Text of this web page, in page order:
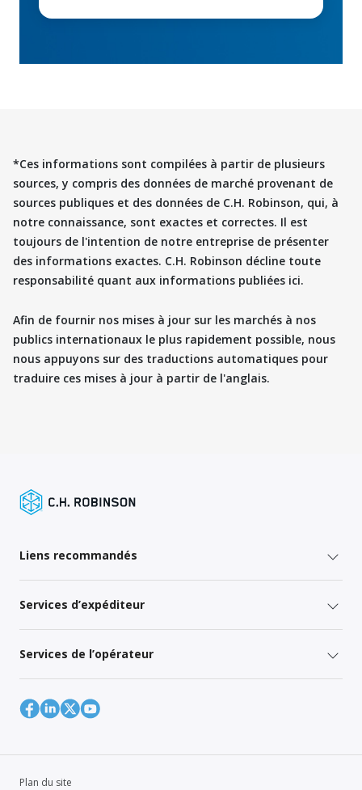
*Ces informations sont compilées à partir de plusieurs
sources, y compris des données de marché provenant de
sources publiques et des données de C.H. Robinson, qui, à
notre connaissance, sont exactes et correctes. Il est
toujours de l'intention de notre entreprise de présenter
des informations exactes. C.H. Robinson décline toute
responsabilité quant aux informations publiées ici.
Afin de fournir nos mises à jour sur les marchés à nos
publics internationaux le plus rapidement possible, nous
nous appuyons sur des traductions automatiques pour
traduire ces mises à jour à partir de l'anglais.
Liens recommandés
Services d’expéditeur
Services de l’opérateur
Plan du site